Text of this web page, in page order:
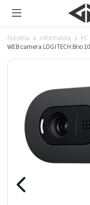
Početna Informatika
WEB camera LOGITECH Brio